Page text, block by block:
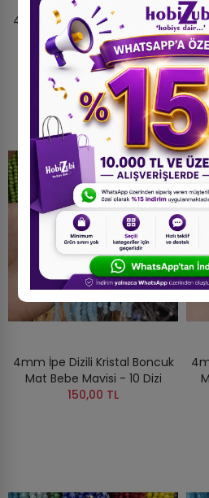
4mm İpe Dizili Kristal Boncuk
Mat Açık Bej - 10 Dizi
150,00 TL
4mm İpe Dizili Kristal Boncuk
Mat Bebe Mavisi - 10 Dizi
150,00 TL